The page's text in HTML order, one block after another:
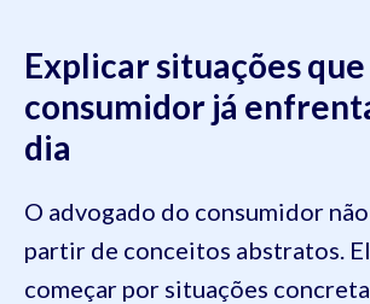
Explicar situações que
consumidor já
dia
O advogado do consumidor
partir de conceitos abstratos.
começar por situações